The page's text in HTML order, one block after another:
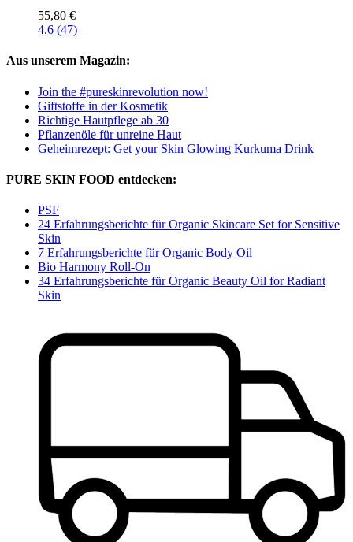
55,80 €
4.6 (47)
Aus unserem Magazin:
Join the #pureskinrevolution now!
Giftstoffe in der Kosmetik
Richtige Hautpflege ab 30
Pflanzenöle für unreine Haut
Geheimrezept: Get your Skin Glowing Kurkuma Drink
PURE SKIN FOOD entdecken:
PSF
24 Erfahrungsberichte für Organic Skincare Set for Sensitive
Skin
7 Erfahrungsberichte für Organic Body Oil
Bio Harmony Roll-On
34 Erfahrungsberichte für Organic Beauty Oil for Radiant
Skin